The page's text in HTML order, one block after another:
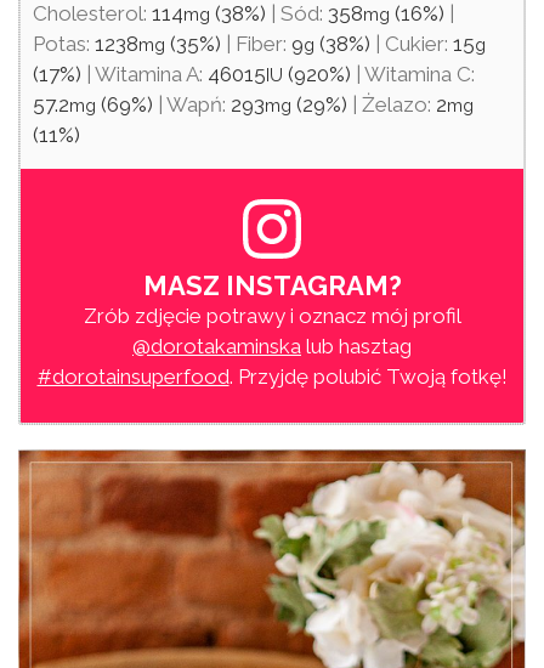
Cholesterol: 114mg (38%) Sód: 358mg (16%)
Potas: 1238mg (35%) Fiber: 9g (38%) Cukier: 15g
(17%) Witamina A: 46015IU (920%) Witamina C:
57.2mg (69%) Wapń: 293mg (29%) Żelazo: 2mg
(11%)
MASZ INSTAGRAM?
Zrób zdjęcie potrawy i oznacz mój profil
@dorotakaminska lub hasztag
#dorotainsuperfood. Przyjdę polubić Twoją fotkę!